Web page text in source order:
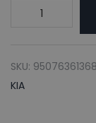
Blanke
lak
SKU:
KIA